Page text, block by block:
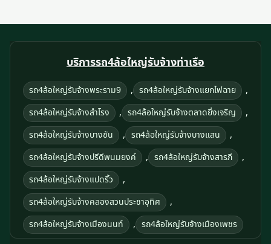
บริการรถ4ล้อใหญ่รับจ้างท่าเรือ
รถ4ล้อใหญ่รับจ้างพระราม9 , รถ4ล้อใหญ่รับจ้างแยกไฟฉาย ,
รถ4ล้อใหญ่รับจ้างสำโรง , รถ4ล้อใหญ่รับจ้างตลาดยิ่งเจริญ ,
รถ4ล้อใหญ่รับจ้างบางชัน , รถ4ล้อใหญ่รับจ้างบางแสน ,
รถ4ล้อใหญ่รับจ้างปรีดีพนมยงค์ , รถ4ล้อใหญ่รับจ้างสารภี ,
รถ4ล้อใหญ่รับจ้างแปดริ้ว ,
รถ4ล้อใหญ่รับจ้างคลองสวนประชาอุทิศ ,
รถ4ล้อใหญ่รับจ้างเมืองนนท์ , รถ4ล้อใหญ่รับจ้างเมืองเพชร